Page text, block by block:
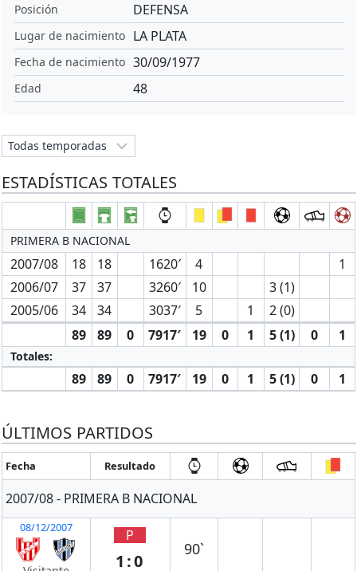
Posición DEFENSA
Lugar de nacimiento LA PLATA
Fecha de nacimiento 30/09/1977
Edad 48
ESTADÍSTICAS TOTALES
PRIMERA B NACIONAL
2007/08 18 18 1620′ 4
1
2006/07
37 37 3260′ 10
3 (1)
2005/06
34 34 3037′ 5 1
2 (0)
89
89 0 7917′ 19 0 1 5 (1) 0 1
Totales:
89 89 0 7917′ 19 0 1 5 (1) 0 1
ÚLTIMOS PARTIDOS
Fecha Resultado
2007/08 - PRIMERA B NACIONAL
08/12/2007 P
1:0
90`